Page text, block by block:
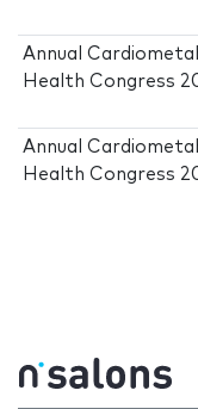
Annual
Health Congress
Annual
Health Congress